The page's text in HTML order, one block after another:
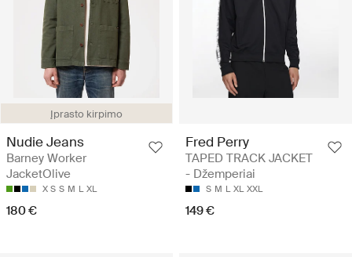
Įprasto kirpimo
Nudie Jeans
Barney Worker
JacketOlive
X S S M L XL
180 €
Fred Perry
TAPED TRACK JACKET
- Džemperiai
S M L XL XXL
149 €